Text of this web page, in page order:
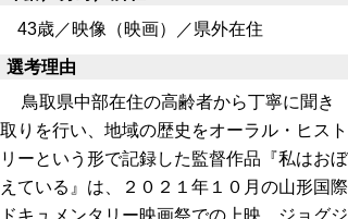
43歳／映像（映画）／県外在住
選考理由
鳥取県中部在住の高齢者から丁寧に聞き
取りを行い、地域の歴史をオーラル・ヒスト
リーという形で記録した監督作品『私はおぼ
えている』は、２０２１年１０月の山形国際